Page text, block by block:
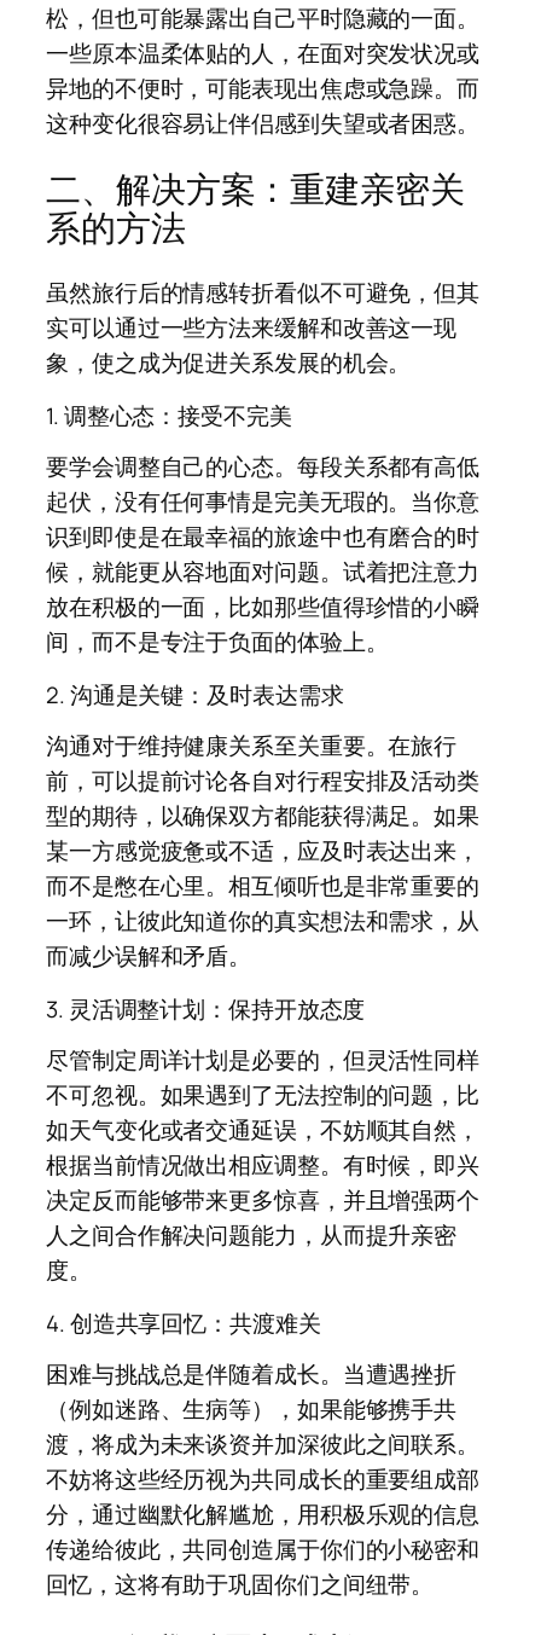
松，但也可能暴露出自己平时隐藏的一面。
一些原本温柔体贴的人，在面对突发状况或
异地的不便时，可能表现出焦虑或急躁。而
这种变化很容易让伴侣感到失望或者困惑。
二、解决方案：重建亲密关
系的方法
虽然旅行后的情感转折看似不可避免，但其
实可以通过一些方法来缓解和改善这一现
象，使之成为促进关系发展的机会。
1. 调整心态：接受不完美
要学会调整自己的心态。每段关系都有高低
起伏，没有任何事情是完美无瑕的。当你意
识到即使是在最幸福的旅途中也有磨合的时
候，就能更从容地面对问题。试着把注意力
放在积极的一面，比如那些值得珍惜的小瞬
间，而不是专注于负面的体验上。
2. 沟通是关键：及时表达需求
沟通对于维持健康关系至关重要。在旅行
前，可以提前讨论各自对行程安排及活动类
型的期待，以确保双方都能获得满足。如果
某一方感觉疲惫或不适，应及时表达出来，
而不是憋在心里。相互倾听也是非常重要的
一环，让彼此知道你的真实想法和需求，从
而减少误解和矛盾。
3. 灵活调整计划：保持开放态度
尽管制定周详计划是必要的，但灵活性同样
不可忽视。如果遇到了无法控制的问题，比
如天气变化或者交通延误，不妨顺其自然，
根据当前情况做出相应调整。有时候，即兴
决定反而能够带来更多惊喜，并且增强两个
人之间合作解决问题能力，从而提升亲密
度。
4. 创造共享回忆：共渡难关
困难与挑战总是伴随着成长。当遭遇挫折
（例如迷路、生病等），如果能够携手共
渡，将成为未来谈资并加深彼此之间联系。
不妨将这些经历视为共同成长的重要组成部
分，通过幽默化解尴尬，用积极乐观的信息
传递给彼此，共同创造属于你们的小秘密和
回忆，这将有助于巩固你们之间纽带。